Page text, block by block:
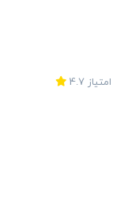
امتیاز 4.7